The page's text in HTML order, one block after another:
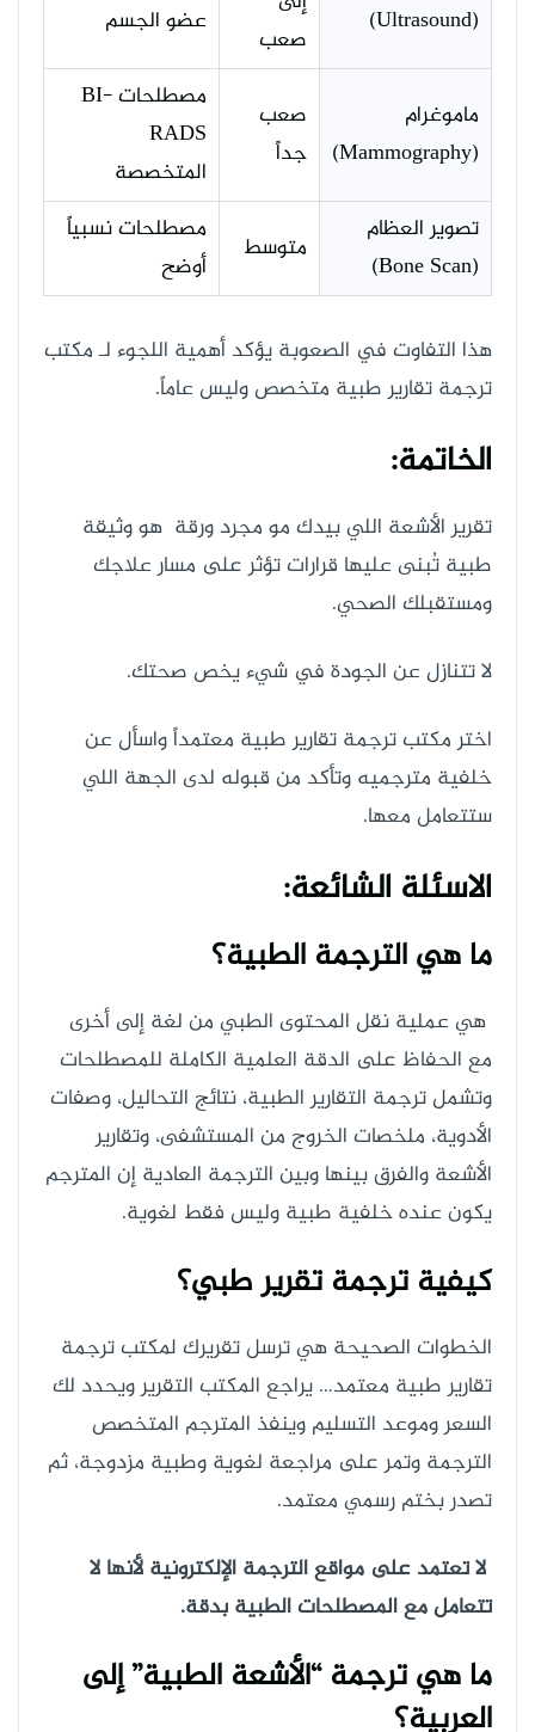
(Ultrasound)
صعب
عضو الجسم
ماموغرام
(Mammography)
صعب
جداً
مصطلحات BI-
RADS
المتخصصة
تصوير العظام
(Bone Scan)
متوسط
مصطلحات نسبياً
أوضح
هذا التفاوت في الصعوبة يؤكد أهمية اللجوء لـ مكتب
ترجمة تقارير طبية متخصص وليس عاماً.
الخاتمة:
تقرير الأشعة اللي بيدك مو مجرد ورقة هو وثيقة
طبية تُبنى عليها قرارات تؤثر على مسار علاجك
ومستقبلك الصحي.
لا تتنازل عن الجودة في شيء يخص صحتك.
اختر مكتب ترجمة تقارير طبية معتمداً واسأل عن
خلفية مترجميه وتأكد من قبوله لدى الجهة اللي
ستتعامل معها.
الاسئلة الشائعة:
ما هي الترجمة الطبية؟
هي عملية نقل المحتوى الطبي من لغة إلى أخرى
مع الحفاظ على الدقة العلمية الكاملة للمصطلحات
وتشمل ترجمة التقارير الطبية، نتائج التحاليل، وصفات
الأدوية، ملخصات الخروج من المستشفى، وتقارير
الأشعة والفرق بينها وبين الترجمة العادية إن المترجم
يكون عنده خلفية طبية وليس فقط لغوية.
كيفية ترجمة تقرير طبي؟
الخطوات الصحيحة هي ترسل تقريرك لمكتب ترجمة
تقارير طبية معتمد… يراجع المكتب التقرير ويحدد لك
السعر وموعد التسليم وينفذ المترجم المتخصص
الترجمة وتمر على مراجعة لغوية وطبية مزدوجة، ثم
تصدر بختم رسمي معتمد.
لا تعتمد على مواقع الترجمة الإلكترونية لأنها لا
تتعامل مع المصطلحات الطبية بدقة.
ما هي ترجمة “الأشعة الطبية” إلى
العربية؟